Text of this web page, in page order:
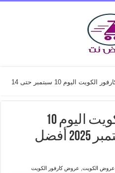
عروض كارفور الكويت اليوم 10 سبتمبر حتى 14
عروض كارفور الكويت اليوم 10
سبتمبر حتى 14 سبتمبر 2025 أفضل
عروض الكويت, عروض كارفور الكويت